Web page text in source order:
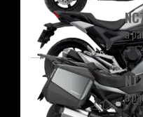
a
a